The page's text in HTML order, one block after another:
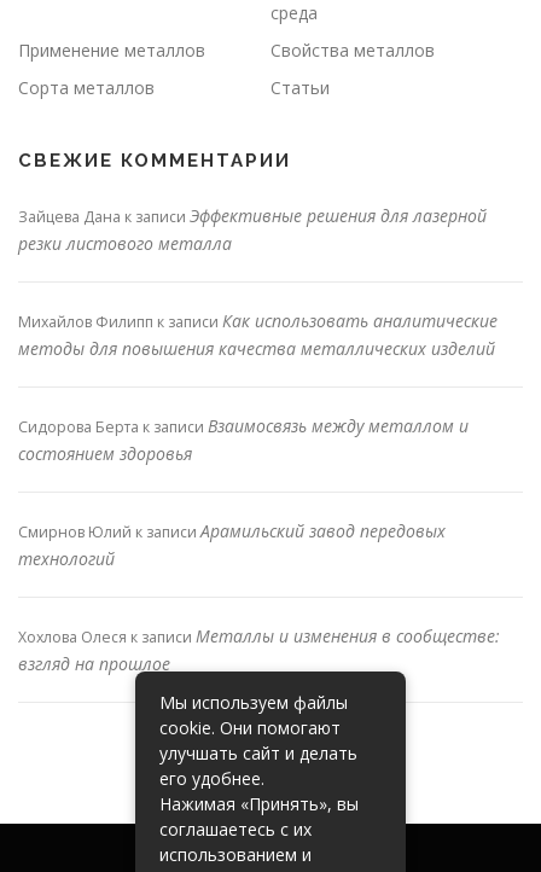
среда
Применение металлов
Свойства металлов
Сорта металлов
Статьи
СВЕЖИЕ КОММЕНТАРИИ
Зайцева Дана к записи Эффективные решения для лазерной
резки листового металла
Михайлов Филипп к записи Как использовать аналитические
методы для повышения качества металлических изделий
Сидорова Берта к записи Взаимосвязь между металлом и
состоянием здоровья
Смирнов Юлий к записиАрамильский завод передовых
технологий
Хохлова Олеся к записи Металлы и изменения в сообществе:
взгляд на прошлое
Мы используем файлы
cookie. Они помогают
улучшать сайт и делать
его удобнее.
Нажимая «Принять», вы
соглашаетесь с их
использованием и